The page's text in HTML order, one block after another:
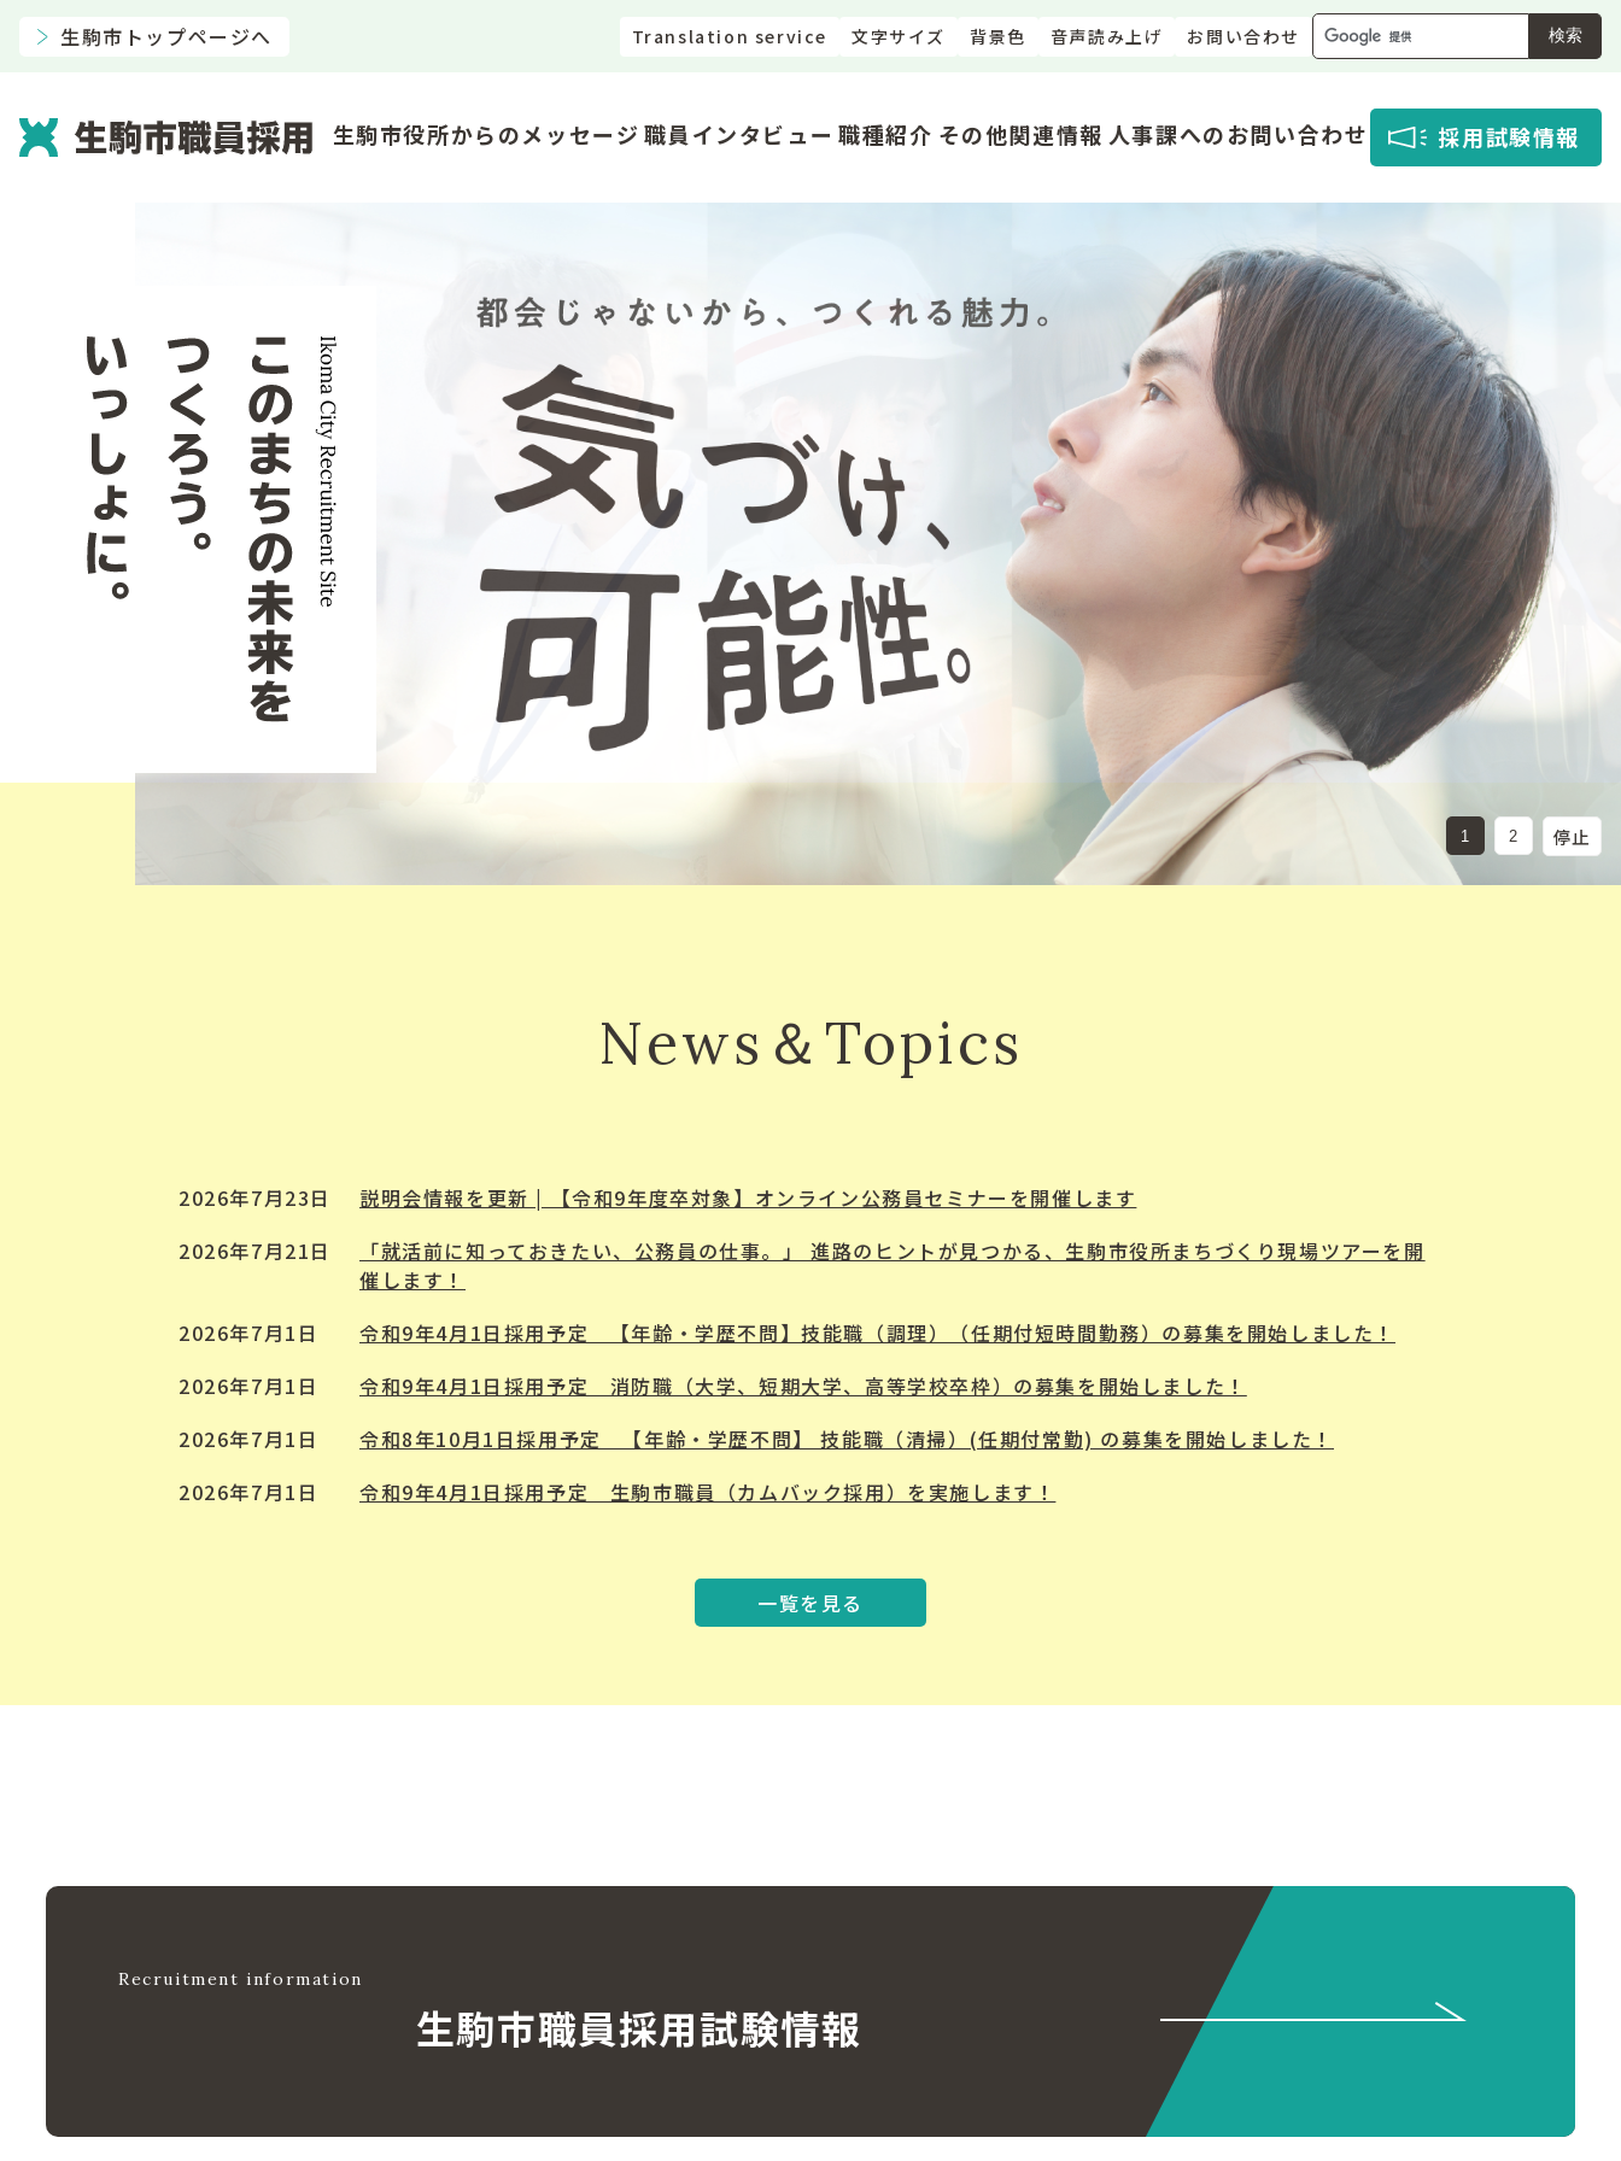
生駒市トップページへ Translation service 文字サイズ 背景色 音声読み上げ お問い合わせ 検索
生駒市役所からのメッセージ 職員インタビュー 職種紹介 その他関連情報 人事課へのお問い合わせ 採用試験情報
1 2 停止
News＆Topics
2026年7月23日
説明会情報を更新 | 【令和9年度卒対象】オンライン公務員セミナーを開催します
2026年7月21日
「就活前に知っておきたい、公務員の仕事。」 進路のヒントが見つかる、生駒市役所まちづくり現場ツアーを開
催します！
2026年7月1日
令和9年4月1日採用予定 【年齢・学歴不問】技能職（調理）（任期付短時間勤務）の募集を開始しました！
2026年7月1日
令和9年4月1日採用予定 消防職（大学、短期大学、高等学校卒枠）の募集を開始しました！
2026年7月1日
令和8年10月1日採用予定 【年齢・学歴不問】 技能職（清掃）(任期付常勤) の募集を開始しました！
2026年7月1日
令和9年4月1日採用予定 生駒市職員（カムバック採用）を実施します！
一覧を見る
Recruitment information
生駒市職員採用試験情報